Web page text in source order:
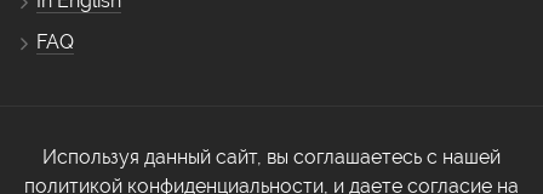
FAQ
Используя данный сайт, вы соглашаетесь с нашей
политикой конфиденциальности, и даете согласие на